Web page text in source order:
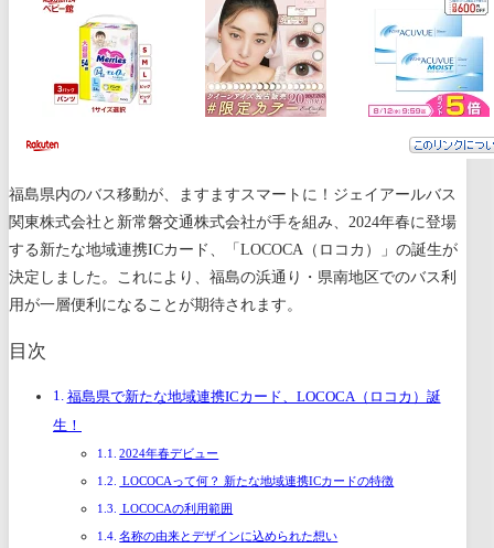
福島県内のバス移動が、ますますスマートに！ジェイアールバス
関東株式会社と新常磐交通株式会社が手を組み、2024年春に登場
する新たな地域連携ICカード、「LOCOCA（ロコカ）」の誕生が
決定しました。これにより、福島の浜通り・県南地区でのバス利
用が一層便利になることが期待されます。
目次
福島県で新たな地域連携ICカード、LOCOCA（ロコカ）誕
生！
2024年春デビュー
LOCOCAって何？ 新たな地域連携ICカードの特徴
LOCOCAの利用範囲
名称の由来とデザインに込められた想い